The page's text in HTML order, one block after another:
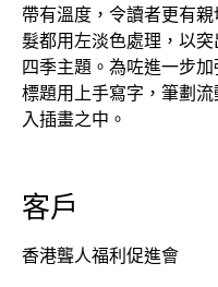
帶有溫度，令讀者更有
髮都用左淡色處理，以
四季主題。為咗進一步
標題用上手寫字，筆劃
入插畫之中。
客戶
香港聾人福利促進會